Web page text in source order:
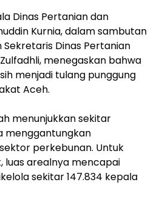
Dinas Pertanian dan
Kurnia, dalam sambutan
Dinas Pertanian
menegaskan bahwa
menjadi tulang punggung
Aceh.
menunjukkan sekitar
menggantungkan
perkebunan. Untuk
luas arealnya mencapai
sekitar 147.834 kepala